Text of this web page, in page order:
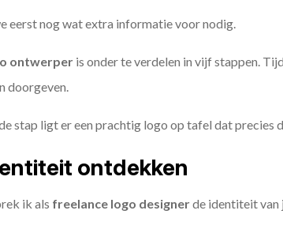
eerst nog wat extra informatie voor nodig.
ontwerper is onder te verdelen in vijf stappen.
doorgeven.
stap ligt er een prachtig logo op tafel dat
ontdekken
ik als freelance logo designerde identiteit van